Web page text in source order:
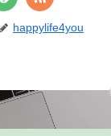
happylife4you